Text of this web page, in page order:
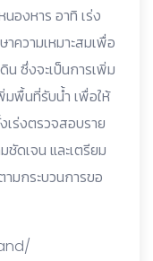
องหาร อาทิ เร่ง
ความเหมาะสมเพื่อ
ซึ่งจะเป็นการเพิ่ม
มพื้นที่รับน้ำ เพื่อให้
ร่งตรวจสอบราย
ชัดเจน และเตรียม
มกระบวนการขอ